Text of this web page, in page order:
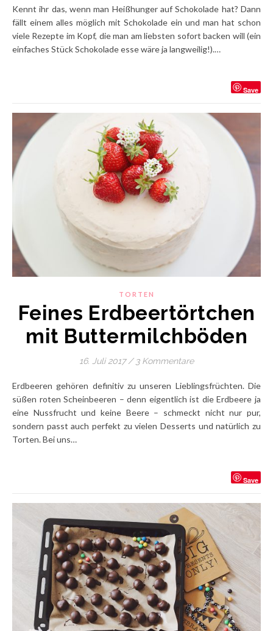
Kennt ihr das, wenn man Heißhunger auf Schokolade hat? Dann
fällt einem alles möglich mit Schokolade ein und man hat schon
viele Rezepte im Kopf, die man am liebsten sofort backen will (ein
einfaches Stück Schokolade esse wäre ja langweilig!).…
Save
TORTEN
Feines Erdbeertörtchen
mit Buttermilchböden
16. Juli 2017 / 3 Kommentare
Erdbeeren gehören definitiv zu unseren Lieblingsfrüchten. Die
süßen roten Scheinbeeren – denn eigentlich ist die Erdbeere ja
eine Nussfrucht und keine Beere – schmeckt nicht nur pur,
sondern passt auch perfekt zu vielen Desserts und natürlich zu
Torten. Bei uns…
Save